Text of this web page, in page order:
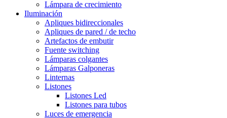
Lámpara de crecimiento
Iluminación
Apliques bidireccionales
Apliques de pared / de techo
Artefactos de embutir
Fuente switching
Lámparas colgantes
Lámparas Galponeras
Linternas
Listones
Listones Led
Listones para tubos
Luces de emergencia